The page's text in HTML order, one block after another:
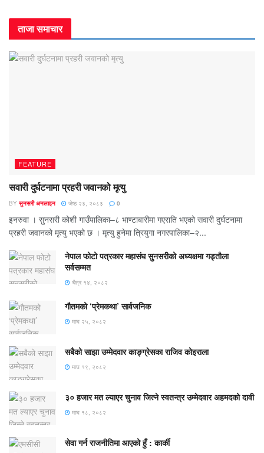
ताजा समाचार
FEATURE
सवारी दुर्घटनामा प्रहरी जवानको मृत्यु
BY सुनसरी अनलाइन जेष्ठ २३, २०८३ 0
इनरुवा । सुनसरी कोशी गाउँपालिका–८ भाण्टाबारीमा गएराति भएको सवारी दुर्घटनामा
प्रहरी जवानको मृत्यु भएको छ । मृत्यु हुनेमा त्रियुगा नगरपालिका–२...
नेपाल फोटो पत्रकार महासंघ सुनसरीको अध्यक्षमा गड्ताैला
सर्वसम्मत
चैत्र १४, २०८२
गौतमको ‘प्रेमकथा’ सार्वजनिक
माघ २५, २०८२
सबैको साझा उम्मेदवार काङ्ग्रेसका राजिव कोइराला
माघ १९, २०८२
३० हजार मत ल्याएर चुनाव जित्ने स्वतन्त्र उम्मेदवार अहमदको दावी
माघ १८, २०८२
सेवा गर्न राजनीतिमा आएको हुँ : कार्की